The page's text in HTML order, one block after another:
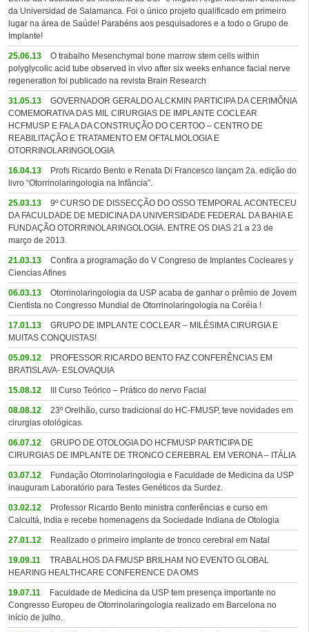
da Universidad de Salamanca. Foi o único projeto qualificado em primeiro
lugar na área de Saúde! Parabéns aos pesquisadores e a todo o Grupo de
Implante!
25.06.13
O trabalho Mesenchymal bone marrow stem cells within
polyglycolic acid tube observed in vivo after six weeks enhance facial nerve
regeneration foi publicado na revista Brain Research
31.05.13
GOVERNADOR GERALDO ALCKMIN PARTICIPA DA CERIMÔNIA
COMEMORATIVA DAS MIL CIRURGIAS DE IMPLANTE COCLEAR
HCFMUSP E FALA DA CONSTRUÇÃO DO CERTOO – CENTRO DE
REABILITAÇÃO E TRATAMENTO EM OFTALMOLOGIA E
OTORRINOLARINGOLOGIA
16.04.13
Profs Ricardo Bento e Renata Di Francesco lançam 2a. edição do
livro “Otorrinolaringologia na Infância”.
25.03.13
9º CURSO DE DISSECÇÃO DO OSSO TEMPORAL ACONTECEU
DA FACULDADE DE MEDICINA DA UNIVERSIDADE FEDERAL DA BAHIA E
FUNDAÇÃO OTORRINOLARINGOLOGIA. ENTRE OS DIAS 21 a 23 de
março de 2013.
21.03.13
Confira a programação do V Congreso de Implantes Cocleares y
Ciencias Afines
06.03.13
Otorrinolaringologia da USP acaba de ganhar o prêmio de Jovem
Cientista no Congresso Mundial de Otorrinolaringologia na Coréia !
17.01.13
GRUPO DE IMPLANTE COCLEAR – MILÉSIMA CIRURGIA E
MUITAS CONQUISTAS!
05.09.12
PROFESSOR RICARDO BENTO FAZ CONFERÊNCIAS EM
BRATISLAVA- ESLOVAQUIA
15.08.12 III Curso Teórico – Prático do nervo Facial
08.08.12
23º Orelhão, curso tradicional do HC-FMUSP, teve novidades em
cirurgias otológicas.
06.07.12
GRUPO DE OTOLOGIA DO HCFMUSP PARTICIPA DE
CIRURGIAS DE IMPLANTE DE TRONCO CEREBRAL EM VERONA – ITÁLIA
03.07.12
Fundação Otorrinolaringologia e Faculdade de Medicina da USP
inauguram Laboratório para Testes Genéticos da Surdez.
03.02.12
Professor Ricardo Bento ministra conferências e curso em
Calcultá, India e recebe homenagens da Sociedade Indiana de Otologia
27.01.12 Realizado o primeiro implante de tronco cerebral em Natal
19.09.11
TRABALHOS DA FMUSP BRILHAM NO EVENTO GLOBAL
HEARING HEALTHCARE CONFERENCE DA OMS
19.07.11
Faculdade de Medicina da USP tem presença importante no
Congresso Europeu de Otorrinolaringologia realizado em Barcelona no
início de julho.